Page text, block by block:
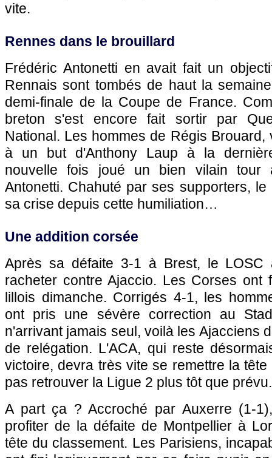
vite.
Rennes dans le brouillard
Frédéric Antonetti en avait fait un
Rennais sont tombés de haut la
demi-finale de la Coupe de France.
breton s'est encore fait sortir par
National. Les hommes de Régis
à un but d'Anthony Laup à la
nouvelle fois joué un bien vilain tour
Antonetti. Chahuté par ses supporters,
sa crise depuis cette humiliation…
Une addition corsée
Après sa défaite 3-1 à Brest, le LOSC
racheter contreAjaccio. Les Corses ont
lillois dimanche. Corrigés 4-1, les
ont pris une sévère correction au
n'arrivant jamais seul, voilà les Ajacciens
de relégation. L'ACA, qui reste
victoire, devra très vite se remettre la
pas retrouver la Ligue 2 plus tôt que prévu.
A part ça ? Accroché par Auxerre (1-
profiter de la défaite de Montpellier à
tête du classement. Les Parisiens,